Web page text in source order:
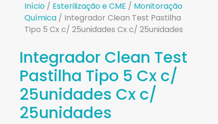
Início / Esterilização e CME / Monitoração
Química / Integrador Clean Test Pastilha
Tipo 5 Cx c/ 25unidades Cx c/ 25unidades
Integrador Clean Test
Pastilha Tipo 5 Cx c/
25unidades Cx c/
25unidades